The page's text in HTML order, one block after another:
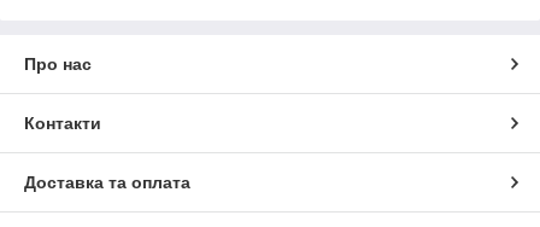
Про нас
Контакти
Доставка та оплата